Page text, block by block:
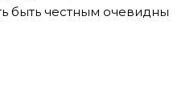
быть честным очевидны